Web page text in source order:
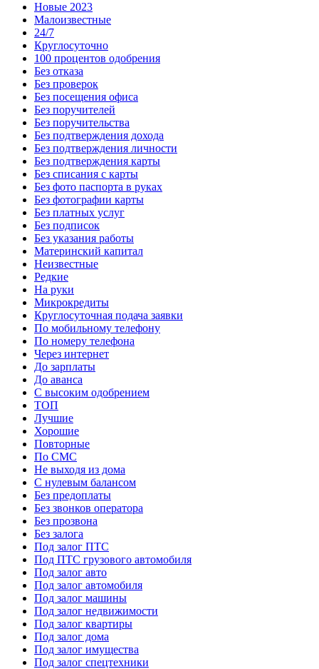
Новые 2023
Малоизвестные
24/7
Круглосуточно
100 процентов одобрения
Без отказа
Без проверок
Без посещения офиса
Без поручителей
Без поручительства
Без подтверждения дохода
Без подтверждения личности
Без подтверждения карты
Без списания с карты
Без фото паспорта в руках
Без фотографии карты
Без платных услуг
Без подписок
Без указания работы
Материнский капитал
Неизвестные
Редкие
На руки
Микрокредиты
Круглосуточная подача заявки
По мобильному телефону
По номеру телефона
Через интернет
До зарплаты
До аванса
С высоким одобрением
ТОП
Лучшие
Хорошие
Повторные
По СМС
Не выходя из дома
С нулевым балансом
Без предоплаты
Без звонков оператора
Без прозвона
Без залога
Под залог ПТС
Под ПТС грузового автомобиля
Под залог авто
Под залог автомобиля
Под залог машины
Под залог недвижимости
Под залог квартиры
Под залог дома
Под залог имущества
Под залог спецтехники